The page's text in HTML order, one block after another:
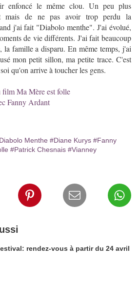
enfoncé le même clou. Un peu plus
mais de ne pas avoir trop perdu la
j'ai fait "Diabolo menthe". J'ai évolué,
de vie différents. J'ai fait beaucoup
famille a disparu. En même temps, j'ai
mon petit sillon, ma petite trace. C'est
qu'on arrive à toucher les gens.
film Ma Mère est folle
Fanny Ardant
Menthe #Diane Kurys #Fanny
#Patrick Chesnais #Vianney
rendez-vous à partir du 24 avril